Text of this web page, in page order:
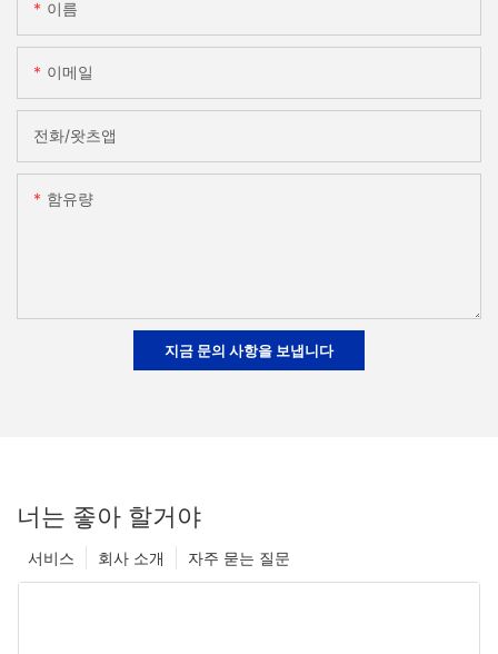
이름
이메일
전화/왓츠앱
함유량
지금 문의 사항을 보냅니다
너는 좋아 할거야
자주 묻는 질문
회사 소개
서비스